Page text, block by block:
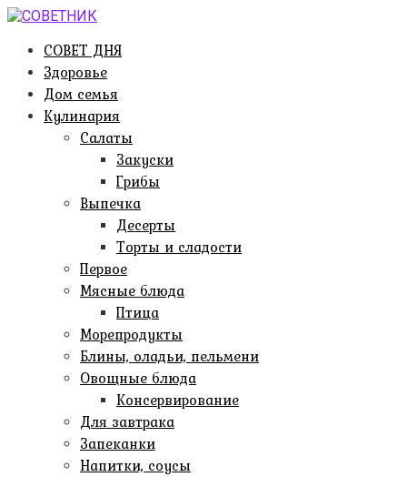
Перейти
контентуСОВЕТ ДНЯ
Здоровье
Дом семья
Кулинария
Салаты
Закуски
Грибы
Выпечка
Десерты
Торты и сладости
Первое
Мясные блюда
Птица
Морепродукты
Блины, оладьи, пельмени
Овощные блюда
Консервирование
Для завтрака
Запеканки
Напитки, соусы